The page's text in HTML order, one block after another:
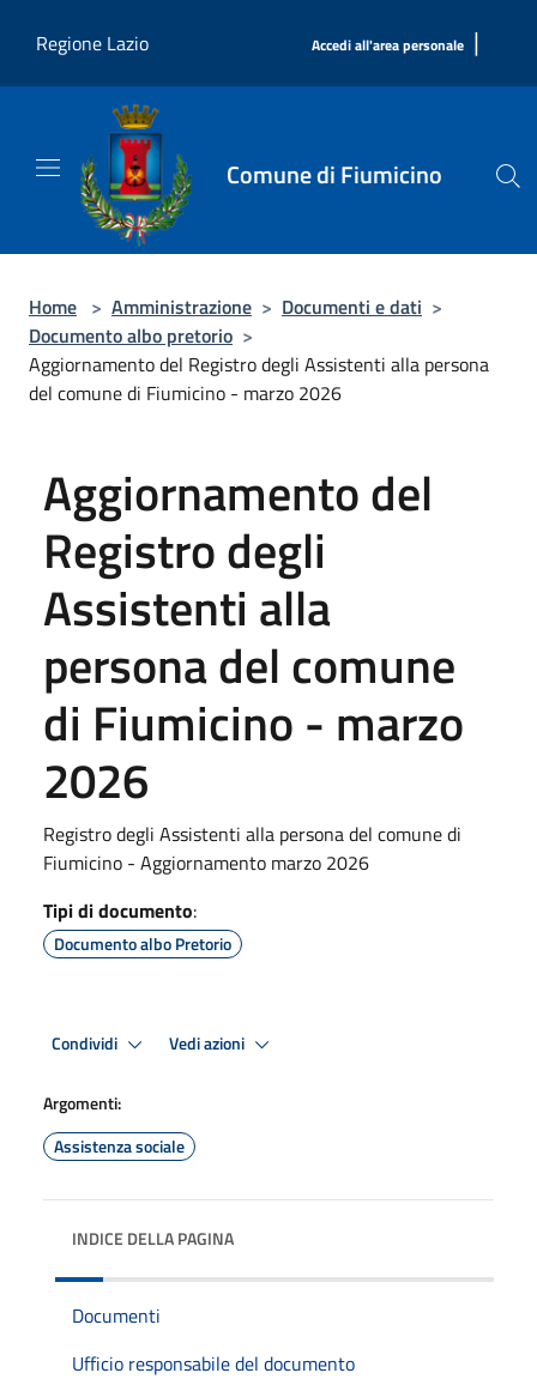
Regione Lazio
Accedi all'area personale |
Comune di Fiumicino
Home > Amministrazione > Documenti e dati >
Documento albo pretorio >
Aggiornamento del Registro degli Assistenti alla persona
del comune di Fiumicino - marzo 2026
Aggiornamento del
Registro degli
Assistenti alla
persona del comune
di Fiumicino - marzo
2026
Registro degli Assistenti alla persona del comune di
Fiumicino - Aggiornamento marzo 2026
Tipi di documento:
Documento albo Pretorio
Condividi Vedi azioni
Argomenti:
Assistenza sociale
INDICE DELLA PAGINA
Documenti
Ufficio responsabile del documento